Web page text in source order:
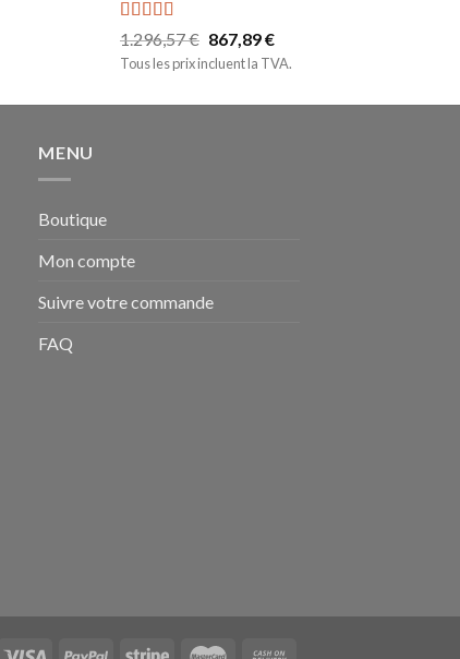
Note5.00
sur 5
1.296,57€ 867,89€
Tous les prix incluent la TVA.
MENU
Boutique
Mon compte
Suivre votre commande
FAQ